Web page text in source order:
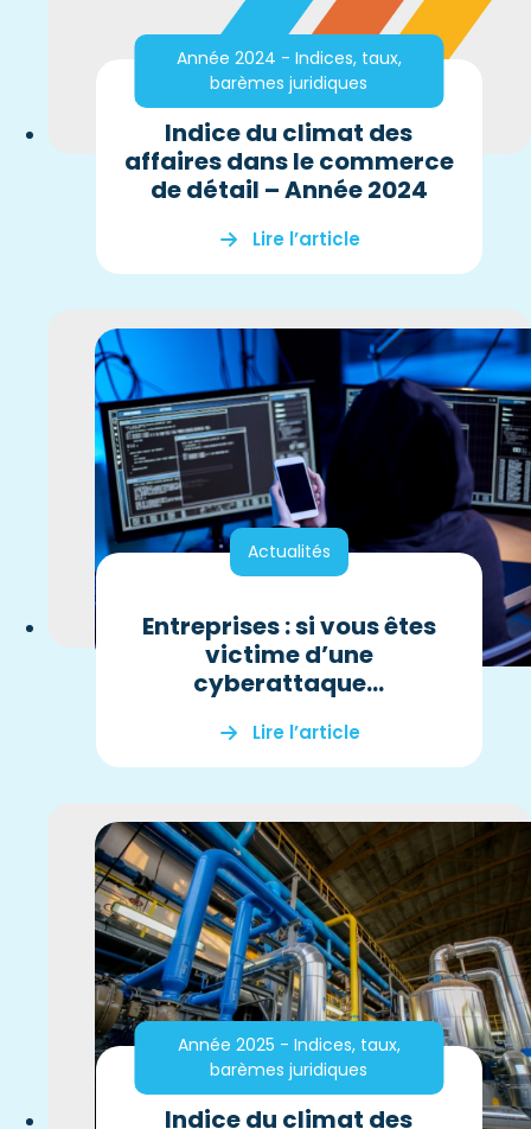
Année 2024 - Indices, taux,
barèmes juridiques
Indice du climat des
affaires dans le commerce
de détail – Année 2024
Lire l’article
Actualités
Entreprises : si vous êtes
victime d’une
cyberattaque…
Lire l’article
Année 2025 - Indices, taux,
barèmes juridiques
Indice du climat des